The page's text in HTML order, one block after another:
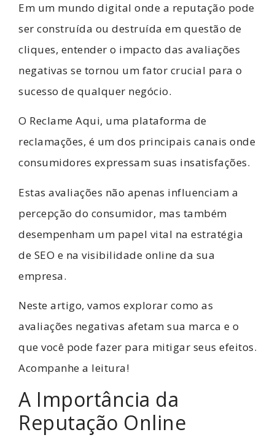
Em um mundo digital onde a reputação pode
ser construída ou destruída em questão de
cliques, entender o impacto das avaliações
negativas se tornou um fator crucial para o
sucesso de qualquer negócio.
O Reclame Aqui, uma plataforma de
reclamações, é um dos principais canais onde
consumidores expressam suas insatisfações.
Estas avaliações não apenas influenciam a
percepção do consumidor, mas também
desempenham um papel vital na estratégia
de SEO e na visibilidade online da sua
empresa.
Neste artigo, vamos explorar como as
avaliações negativas afetam sua marca e o
que você pode fazer para mitigar seus efeitos.
Acompanhe a leitura!
A Importância da
Reputação Online